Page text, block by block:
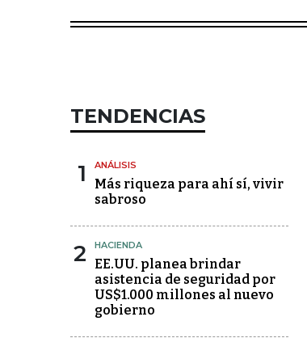
TENDENCIAS
1 ANÁLISIS
Más riqueza para ahí sí, vivir
sabroso
2 HACIENDA
EE.UU. planea brindar
asistencia de seguridad por
US$1.000 millones al nuevo
gobierno